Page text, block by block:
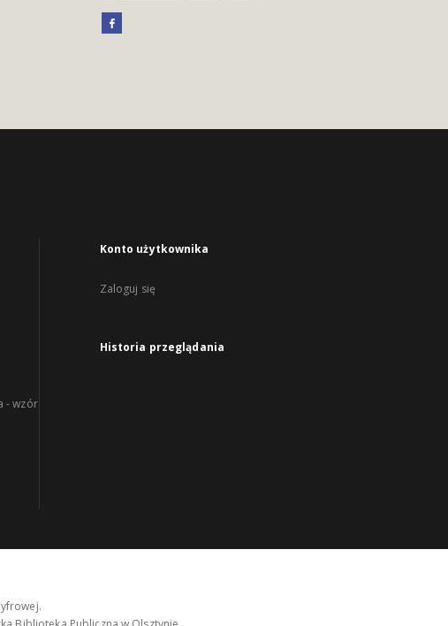
- wzór
Konto użytkownika
Zaloguj się
Historia przeglądania